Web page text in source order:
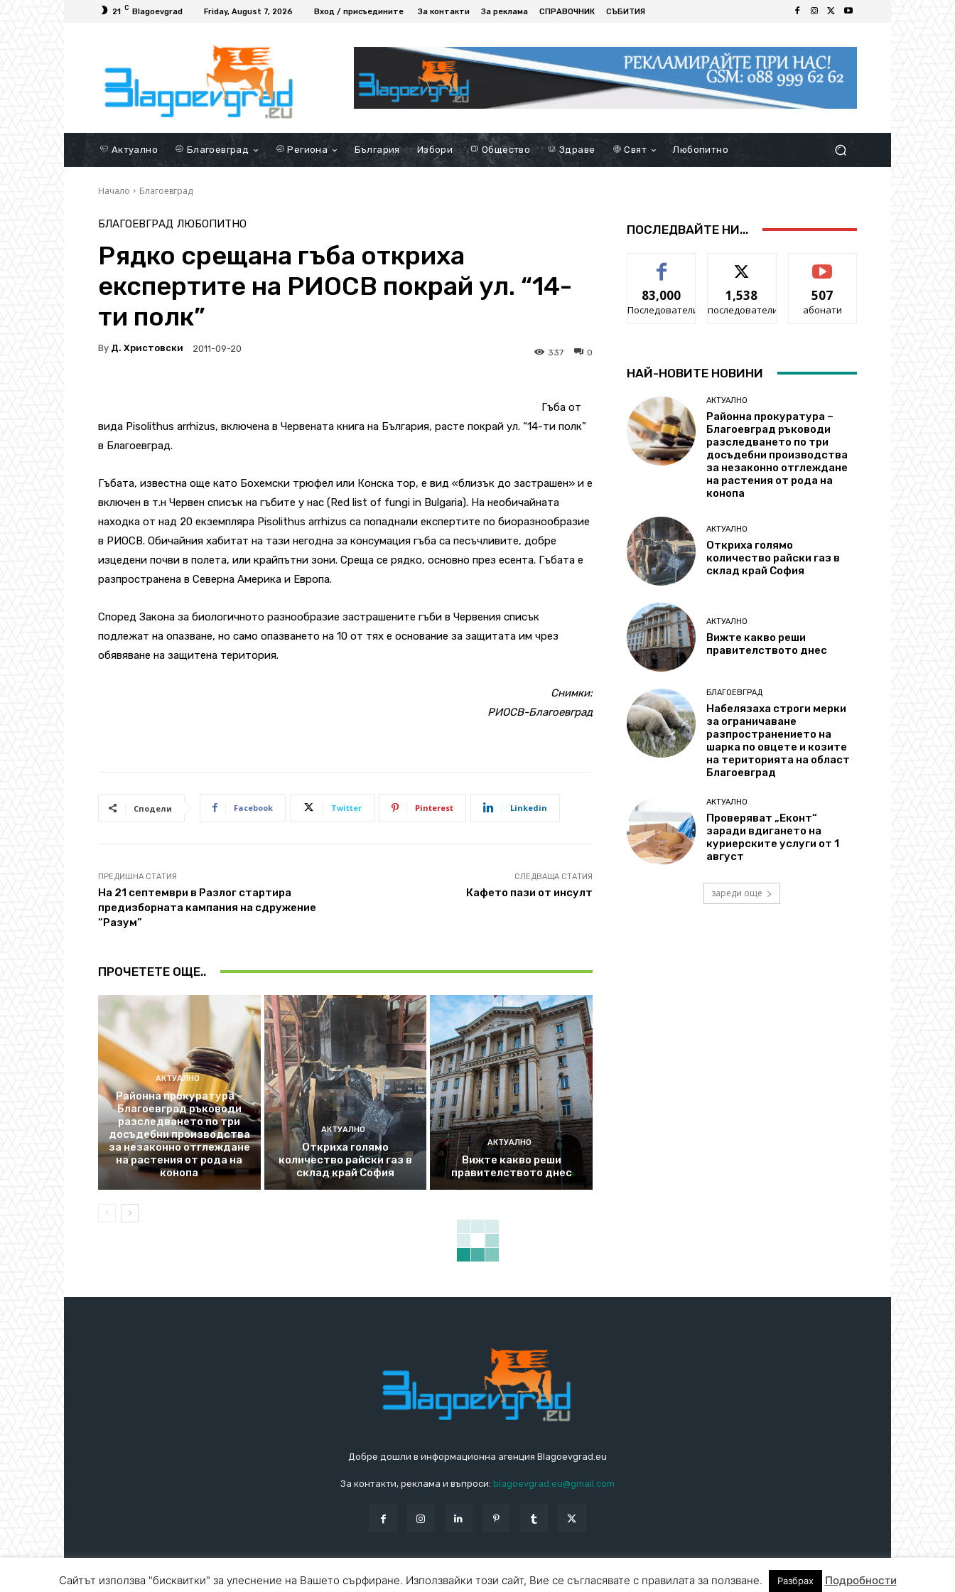
21 C Blagoevgrad Friday, August 7, 2026 Вход / присъедините За контакти За реклама СПРАВОЧНИК СЪБИТИЯ
Актуално Благоевград Региона България Избори Общество Здраве Свят Любопитно
Начало Благоевград
БЛАГОЕВГРАД ЛЮБОПИТНО
Рядко срещана гъба откриха
експертите на РИОСВ покрай ул. “14-
ти полк”
By Д. Христовски 2011-09-20 0
337
Гъба от
вида Pisolithus arrhizus, включена в Червената книга на България, расте покрай ул. “14-ти полк”
в Благоевград.
Гъбата, известна още като Бохемски трюфел или Конска тор, е вид «близък до застрашен» и е
включен в т.н Червен списък на гъбите у нас (Red list of fungi in Bulgaria). На необичайната
находка от над 20 екземпляра Pisolithus arrhizus са попаднали експертите по биоразнообразие
в РИОСВ. Обичайния хабитат на тази негодна за консумация гъба са песъчливите, добре
изцедени почви в полета, или крайпътни зони. Среща се рядко, основно през есента. Гъбата е
разпространена в Северна Америка и Европа.
Според Закона за биологичното разнообразие застрашените гъби в Червения списък
подлежат на опазване, но само опазването на 10 от тях е основание за защитата им чрез
обявяване на защитена територия.
Снимки:
РИОСВ-Благоевград
Сподели Facebook Twitter Pinterest Linkedin
ПРЕДИШНА СТАТИЯ
На 21 септември в Разлог стартира
предизборната кампания на сдружение
“Разум”
СЛЕДВАЩА СТАТИЯ
Кафето пази от инсулт
ПРОЧЕТЕТЕ ОЩЕ..
АКТУАЛНО
Районна прокуратура –
Благоевград ръководи
разследването по три
досъдебни производства
за незаконно отглеждане
на растения от рода на
конопа
АКТУАЛНО
Откриха голямо
количество райски газ в
склад край София
АКТУАЛНО
Вижте какво реши
правителството днес
ПОСЛЕДВАЙТЕ НИ...
83,000
Последователи
1,538
последователи
507
абонати
НАЙ-НОВИТЕ НОВИНИ
АКТУАЛНО
Районна прокуратура –
Благоевград ръководи
разследването по три
досъдебни производства
за незаконно отглеждане
на растения от рода на
конопа
АКТУАЛНО
Откриха голямо
количество райски газ в
склад край София
АКТУАЛНО
Вижте какво реши
правителството днес
БЛАГОЕВГРАД
Набелязаха строги мерки
за ограничаване
разпространението на
шарка по овцете и козите
на територията на област
Благоевград
АКТУАЛНО
Проверяват „Еконт“
заради вдигането на
куриерските услуги от 1
август
зареди още
Добре дошли в информационна агенция Blagoevgrad.eu
За контакти, реклама и въпроси: blagoevgrad.eu@gmail.com
Сайтът използва "бисквитки" за улеснение на Вашето сърфиране. Използвайки този сайт, Вие се съгласявате с правилата за ползване. Разбрах Подробности